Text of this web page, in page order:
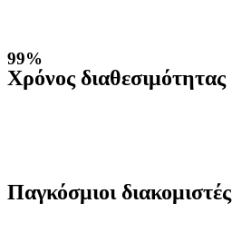
99%
Χρόνος διαθεσιμότητας
Παγκόσμιοι διακομιστές